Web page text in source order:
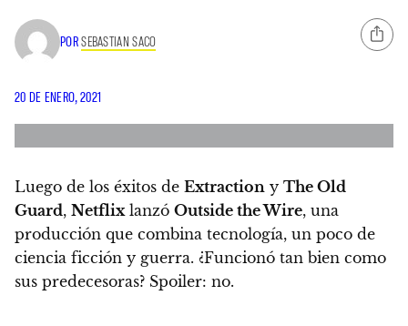
PORSEBASTIAN SACO
20 DE ENERO, 2021
Luego de los éxitos de Extraction y The Old
Guard, Netflixlanzó Outside the Wire, una
producción que combina tecnología, un poco de
ciencia ficción y guerra. ¿Funcionó tan bien como
sus predecesoras? Spoiler: no.